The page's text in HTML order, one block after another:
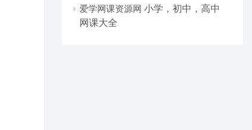
爱学网课资源网 小学，初中，高中
网课大全